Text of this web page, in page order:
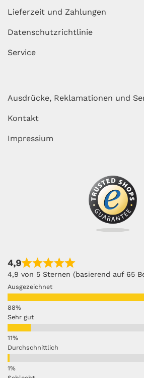
Lieferzeit und Zahlungen
Datenschutzrichtlinie
Service
Ausdrücke, Reklamationen und
Kontakt
Impressium
4,9
4,9 von 5 Sternen (basierend auf 65
Ausgezeichnet
Sehr gut
Durchschnittlich